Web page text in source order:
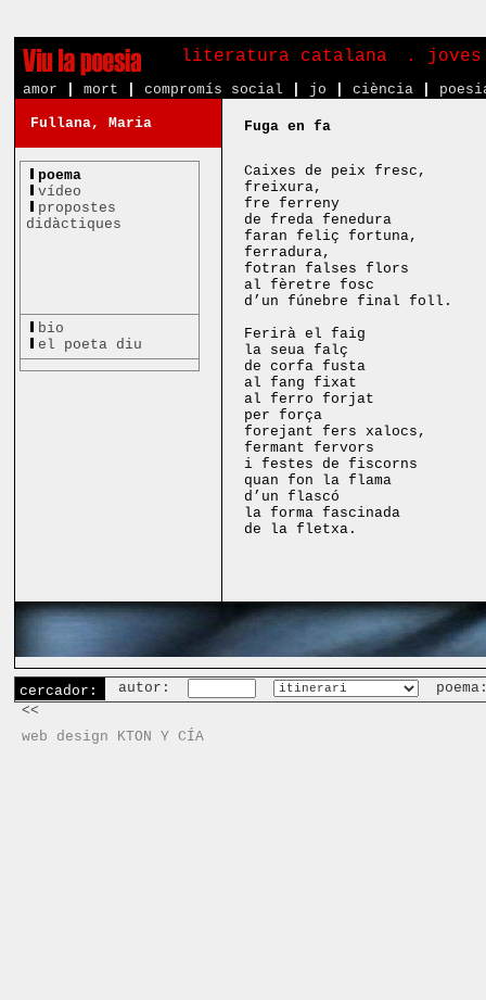
literatura catalana .
amor mort compromís social jo ciència
Fullana, Maria
poema
vídeo
propostes
didàctiques
bio
el poeta diu
Fuga en fa
Caixes de peix fresc,
freixura,
fre ferreny
de freda fenedura
faran feliç fortuna,
ferradura,
fotran falses flors
al fèretre fosc
d’un fúnebre final foll.
Ferirà el faig
la seua falç
de corfa fusta
al fang fixat
al ferro forjat
per força
forejant fers xalocs,
fermant fervors
i festes de fiscorns
quan fon la flama
d’un flascó
la forma fascinada
de la fletxa.
cercador: autor:
<<
web design KTON Y CÍA